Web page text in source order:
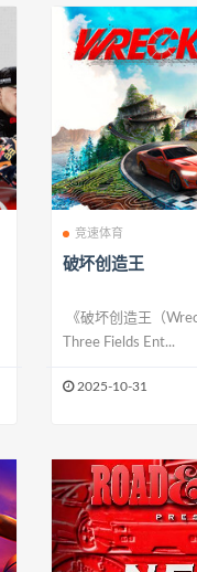
竞速体育
破坏创造王
《破坏创造王（
Three Fields Ent...
2025-10-31